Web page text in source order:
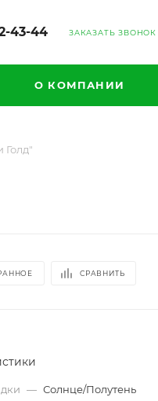
43-44 ЗАКАЗАТЬ ЗВОНОК
О КОМПАНИИ
Голд"
СРАВНИТЬ
— Солнце/Полутень